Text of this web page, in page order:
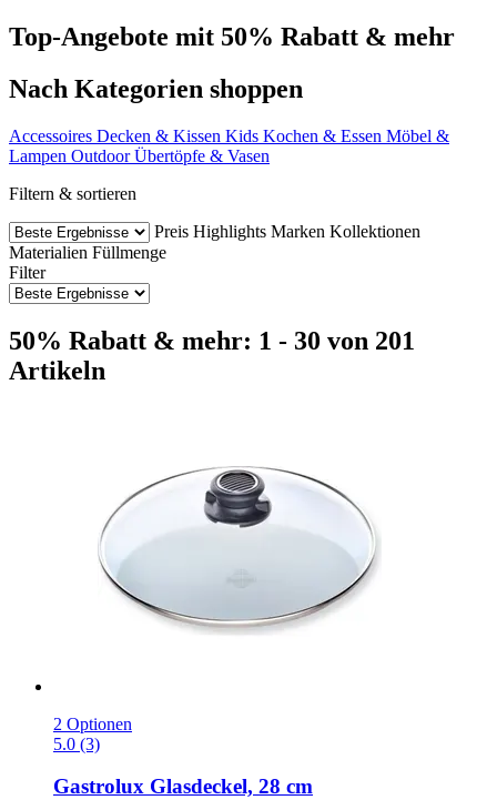
Top-Angebote mit 50% Rabatt & mehr
Nach Kategorien shoppen
Accessoires Decken & Kissen Kids Kochen & Essen Möbel &
Lampen Outdoor Übertöpfe & Vasen
Filtern & sortieren
Preis Highlights Marken Kollektionen
Materialien Füllmenge
Filter
50% Rabatt & mehr: 1 - 30 von 201
Artikeln
2 Optionen
5.0 (3)
Gastrolux Glasdeckel, 28 cm